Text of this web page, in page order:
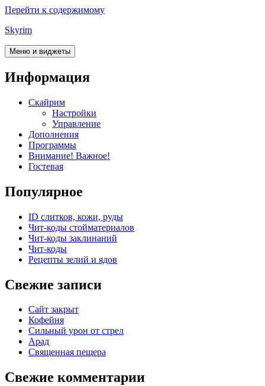
Перейти к содержимому
Skyrim
Меню и виджеты
Информация
Скайрим
Настройки
Управление
Дополнения
Программы
Внимание! Важное!
Гостевая
Популярное
ID слитков, кожи, руды
Чит-коды стойматериалов
Чит-коды заклинаний
Чит-коды
Рецепты зелий и ядов
Свежие записи
Сайт закрыт
Кофейня
Cильный урон от стрел
Арад
Священная пещера
Свежие комментарии